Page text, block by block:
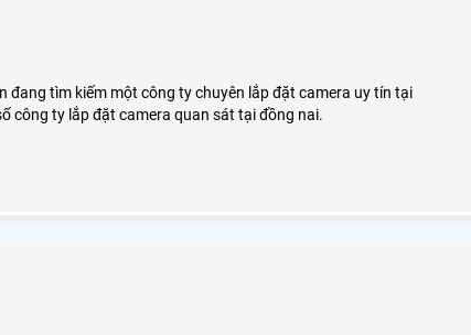
đang tìm kiếm một công ty chuyên lắp đặt camera uy tín tại
công ty lắp đặt camera quan sát tại đồng nai.